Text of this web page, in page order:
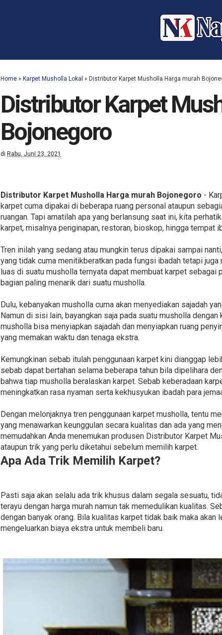
Home » Karpet Musholla Lokal » Distributor Karpet Musholla Harga murah
Distributor Karpet
Bojonegoro
di Rabu, Juni 23, 2021
Distributor Karpet Musholla Harga murah Bojonegoro -
karpet cuma dipakai di beberapa ruang personal ataupun
ruangan. Tapi amatilah apa yang berlansung saat ini, kita
karpet, misalnya penginapan, restoran, bioskop, hingga tempat
Tren inilah yang sedang atau mungkin terus dipakai sampai
yang tidak cuma menitikberatkan pada fungsi ibadah tetapi
luas di suatu musholla ternyata dapat membuat karpet
bagian paling menarik dari suatu musholla.
Dulu, kebanyakan musholla cuma akan menyediakan sajadah
Namun di sisi lain, bayangkan saja pada suatu musholla
musholla bisa menyiapkan sajadah dan menyiapkan ruang
yang memakan waktu dan tenaga ekstra.
Kemungkinan sebab itulah penggunaan karpet kini dianggap
sebab dapat bertahan selama beberapa tahun bila dipelihara
bahwa tiap musholla beralaskan karpet. Sebab keberadaan
meningkatkan rasa nyaman serta kekhusyukan ibadah para
Dengan melonjaknya tren penggunaan karpet musholla, tentu
yang menawarkan keunggulan secara kualitas dan ada yang
memudahkan Anda menemukan produsen Distributor Karpet
ataupun trik yang perlu diketahui sebelum memilih karpet.
Apa Ada Trik Memilih Karpet?
Pasti saja akan selalu ada trik khusus dalam segala sesuatu,
terayu dengan harga murah namun tak memedulikan kualitas.
dengan banyak orang. Bila kualitas karpet tidak baik maka
mengeluarkan biaya ekstra untuk membeli baru.